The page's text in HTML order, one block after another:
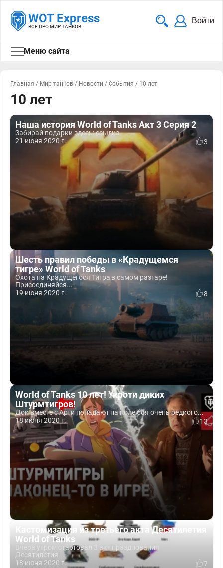
WOT Express
ВСЁ ПРО МИР ТАНКОВ
Войти
Меню сайта
Главная / Мир танков / Новости / События / 10 лет
10 лет
Наша история World of Tanks Акт 3 Серия 2
Забирай подарки здесь: ссылка.
21 июня 2020 г.
3
Шесть правил победы в «Крадущемся
тигре» World of Tanks
Охота на Крадущегося Тигра в самом разгаре!
Присоединяйся...
19 июня 2020 г.
8
World of Tanks 10 лет! Укроти диких
Штурмтигров!
Док вместе с Арти попадают на поле боя очень редкого...
18 июня 2020 г.
13
Кастомизация из третьего акта Десятилетия
World of Tanks
Вчера утром стартовал 3 акт празднования
Десятилетия...
18 июня 2020 г.
7